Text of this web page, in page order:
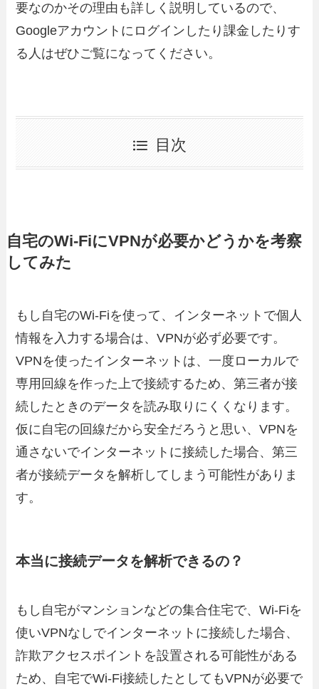
要なのかその理由も詳しく説明しているので、
Googleアカウントにログインしたり課金したりす
る人はぜひご覧になってください。
目次
自宅のWi-FiにVPNが必要かどうかを考察
してみた
もし自宅のWi-Fiを使って、インターネットで個人
情報を入力する場合は、VPNが必ず必要です。
VPNを使ったインターネットは、一度ローカルで
専用回線を作った上で接続するため、第三者が接
続したときのデータを読み取りにくくなります。
仮に自宅の回線だから安全だろうと思い、VPNを
通さないでインターネットに接続した場合、第三
者が接続データを解析してしまう可能性がありま
す。
本当に接続データを解析できるの？
もし自宅がマンションなどの集合住宅で、Wi-Fiを
使いVPNなしでインターネットに接続した場合、
詐欺アクセスポイントを設置される可能性がある
ため、自宅でWi-Fi接続したとしてもVPNが必要で